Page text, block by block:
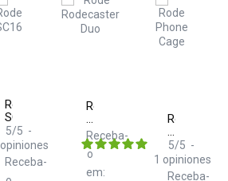
Rode
SC16
Receba-
5/5 -
opiniones
Rode
Rodecaster
Duo
Receba-
o
em:
Rode
Phone
Cage
Receba-
5/5 -
1 opiniones